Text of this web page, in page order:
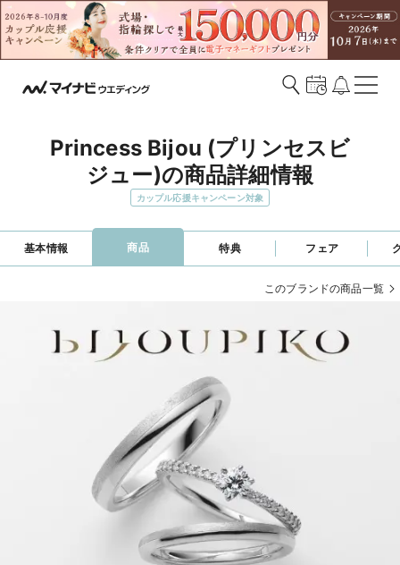
Princess Bijou (プリンセスビ
ジュー)の商品詳細情報
カップル応援キャンペーン対象
基本情報 商品 特典 フェア
このブランドの商品一覧